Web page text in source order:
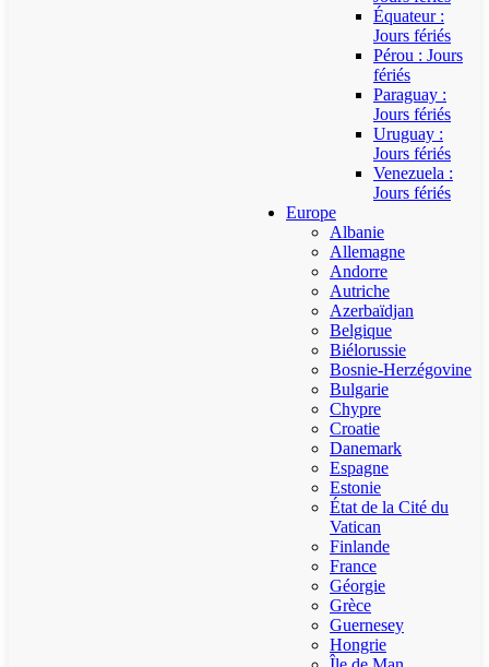
Équateur :
Jours fériés
Pérou : Jours
fériés
Paraguay :
Jours fériés
Uruguay :
Jours fériés
Venezuela :
Jours fériés
Europe
Albanie
Allemagne
Andorre
Autriche
Azerbaïdjan
Belgique
Biélorussie
Bosnie-Herzégovine
Bulgarie
Chypre
Croatie
Danemark
Espagne
Estonie
État de la Cité du
Vatican
Finlande
France
Géorgie
Grèce
Guernesey
Hongrie